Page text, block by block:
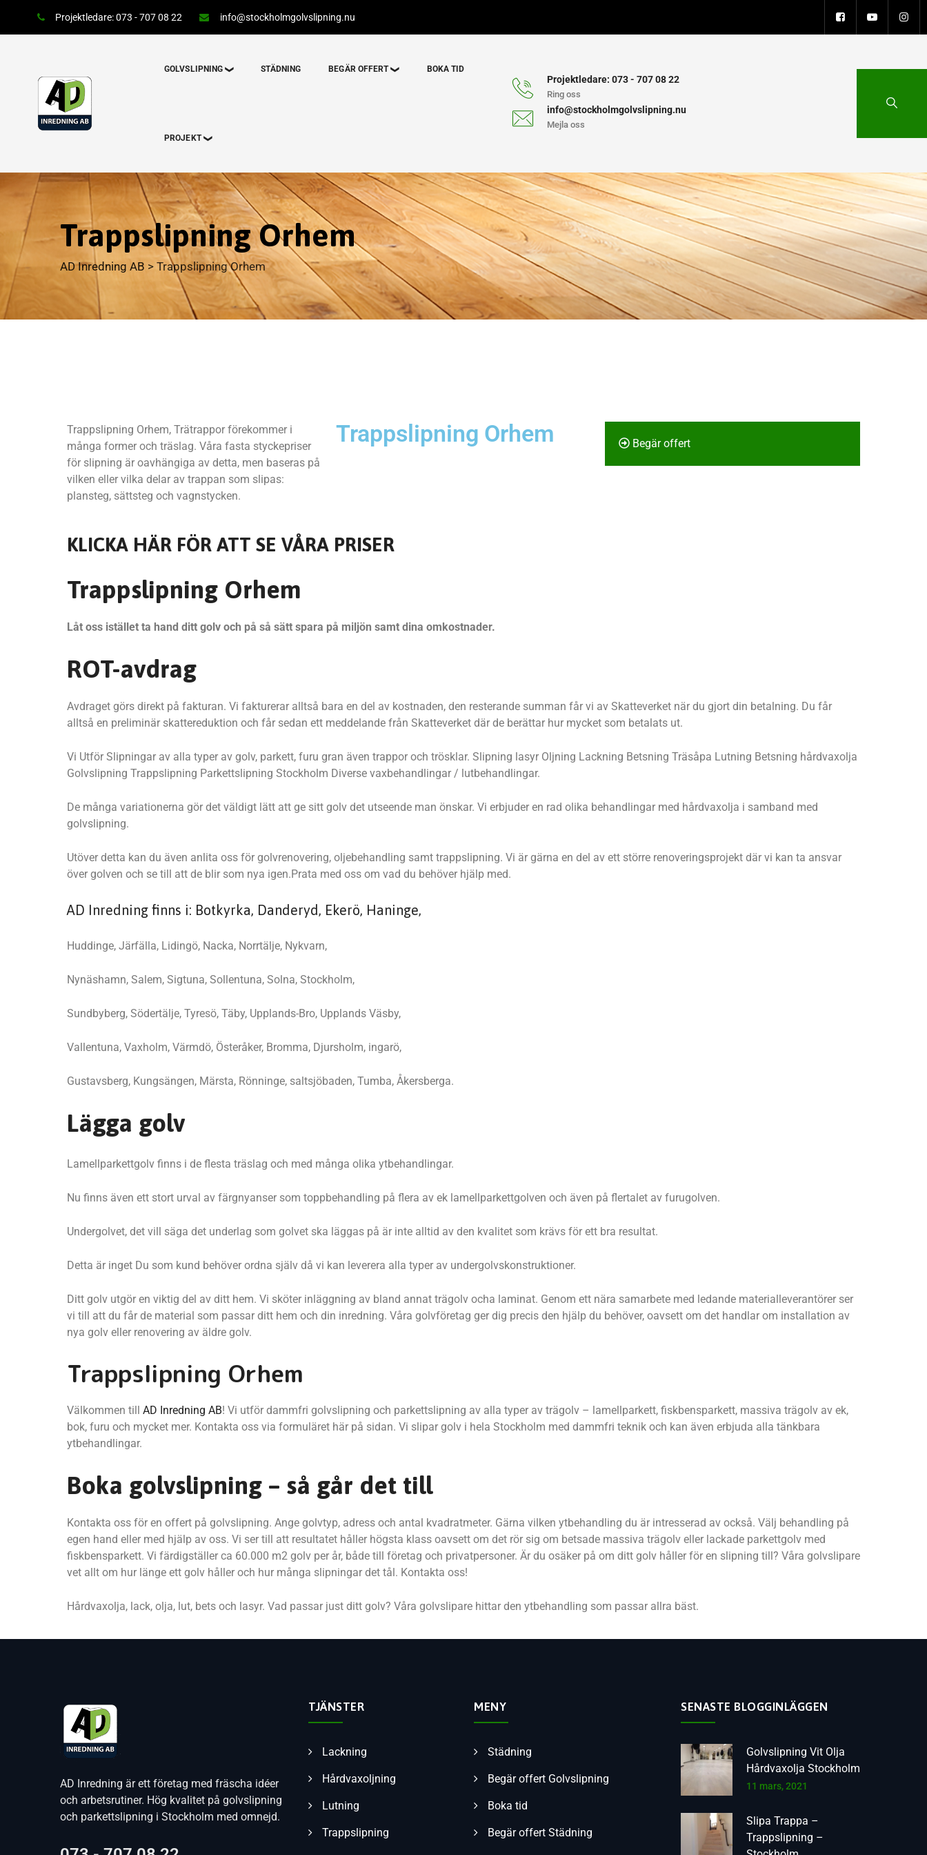
Projektledare: 073 - 707 08 22 info@stockholmgolvslipning.nu
GOLVSLIPNING STÄDNING BEGÄR OFFERT BOKA TID
PROJEKT
Projektledare: 073 - 707 08 22
Ring oss
info@stockholmgolvslipning.nu
Mejla oss
Trappslipning Orhem
AD Inredning AB > Trappslipning Orhem
Trappslipning Orhem, Trätrappor förekommer i
många former och träslag. Våra fasta styckepriser
för slipning är oavhängiga av detta, men baseras på
vilken eller vilka delar av trappan som slipas:
plansteg, sättsteg och vagnstycken.
Trappslipning Orhem Begär offert
KLICKA HÄR FÖR ATT SE VÅRA PRISER
Trappslipning Orhem
Låt oss istället ta hand ditt golv och på så sätt spara på miljön samt dina omkostnader.
ROT-avdrag
Avdraget görs direkt på fakturan. Vi fakturerar alltså bara en del av kostnaden, den resterande summan får vi av Skatteverket när du gjort din betalning. Du får
alltså en preliminär skattereduktion och får sedan ett meddelande från Skatteverket där de berättar hur mycket som betalats ut.
Vi Utför Slipningar av alla typer av golv, parkett, furu gran även trappor och trösklar. Slipning lasyr Oljning Lackning Betsning Träsåpa Lutning Betsning hårdvaxolja
Golvslipning Trappslipning Parkettslipning Stockholm Diverse vaxbehandlingar / lutbehandlingar.
De många variationerna gör det väldigt lätt att ge sitt golv det utseende man önskar. Vi erbjuder en rad olika behandlingar med hårdvaxolja i samband med
golvslipning.
Utöver detta kan du även anlita oss för golvrenovering, oljebehandling samt trappslipning. Vi är gärna en del av ett större renoveringsprojekt där vi kan ta ansvar
över golven och se till att de blir som nya igen.Prata med oss om vad du behöver hjälp med.
AD Inredning finns i: Botkyrka, Danderyd, Ekerö, Haninge,
Huddinge, Järfälla, Lidingö, Nacka, Norrtälje, Nykvarn,
Nynäshamn, Salem, Sigtuna, Sollentuna, Solna, Stockholm,
Sundbyberg, Södertälje, Tyresö, Täby, Upplands-Bro, Upplands Väsby,
Vallentuna, Vaxholm, Värmdö, Österåker, Bromma, Djursholm, ingarö,
Gustavsberg, Kungsängen, Märsta, Rönninge, saltsjöbaden, Tumba, Åkersberga.
Lägga golv
Lamellparkettgolv finns i de flesta träslag och med många olika ytbehandlingar.
Nu finns även ett stort urval av färgnyanser som toppbehandling på flera av ek lamellparkettgolven och även på flertalet av furugolven.
Undergolvet, det vill säga det underlag som golvet ska läggas på är inte alltid av den kvalitet som krävs för ett bra resultat.
Detta är inget Du som kund behöver ordna själv då vi kan leverera alla typer av undergolvskonstruktioner.
Ditt golv utgör en viktig del av ditt hem. Vi sköter inläggning av bland annat trägolv ocha laminat. Genom ett nära samarbete med ledande materialleverantörer ser
vi till att du får de material som passar ditt hem och din inredning. Våra golvföretag ger dig precis den hjälp du behöver, oavsett om det handlar om installation av
nya golv eller renovering av äldre golv.
Trappslipning Orhem
Välkommen till AD Inredning AB! Vi utför dammfri golvslipning och parkettslipning av alla typer av trägolv – lamellparkett, fiskbensparkett, massiva trägolv av ek,
bok, furu och mycket mer. Kontakta oss via formuläret här på sidan. Vi slipar golv i hela Stockholm med dammfri teknik och kan även erbjuda alla tänkbara
ytbehandlingar.
Boka golvslipning – så går det till
Kontakta oss för en offert på golvslipning. Ange golvtyp, adress och antal kvadratmeter. Gärna vilken ytbehandling du är intresserad av också. Välj behandling på
egen hand eller med hjälp av oss. Vi ser till att resultatet håller högsta klass oavsett om det rör sig om betsade massiva trägolv eller lackade parkettgolv med
fiskbensparkett. Vi färdigställer ca 60.000 m2 golv per år, både till företag och privatpersoner. Är du osäker på om ditt golv håller för en slipning till? Våra golvslipare
vet allt om hur länge ett golv håller och hur många slipningar det tål. Kontakta oss!
Hårdvaxolja, lack, olja, lut, bets och lasyr. Vad passar just ditt golv? Våra golvslipare hittar den ytbehandling som passar allra bäst.
AD Inredning är ett företag med fräscha idéer
och arbetsrutiner. Hög kvalitet på golvslipning
och parkettslipning i Stockholm med omnejd.
TJÄNSTER
Lackning
Hårdvaxoljning
Lutning
Trappslipning
MENY
Städning
Begär offert Golvslipning
Boka tid
Begär offert Städning
SENASTE BLOGGINLÄGGEN
Golvslipning Vit Olja
Hårdvaxolja Stockholm
11 mars, 2021
Slipa Trappa –
Trappslipning –